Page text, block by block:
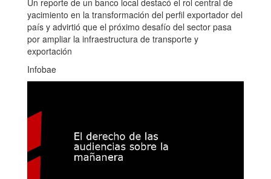
yacimiento en la transformación del perfil exportador del
país y advirtió que el próximo desafío del sector pasa
por ampliar la infraestructura de transporte y
exportación
Infobae